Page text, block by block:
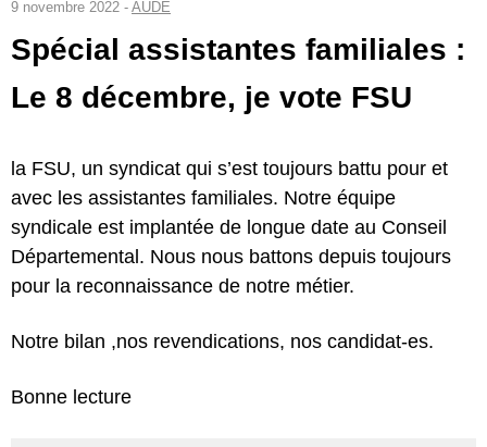
9 novembre 2022 - AUDE
Spécial assistantes familiales :
Le 8 décembre, je vote FSU
la FSU, un syndicat qui s’est toujours battu pour et
avec les assistantes familiales. Notre équipe
syndicale est implantée de longue date au Conseil
Départemental. Nous nous battons depuis toujours
pour la reconnaissance de notre métier.
Notre bilan ,nos revendications, nos candidat-es.
Bonne lecture